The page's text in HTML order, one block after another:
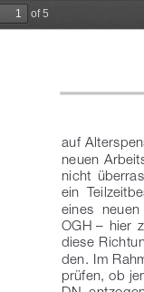
of 5
auf
neuen
nicht
ein
eines
OGH –  hier
diese
den. Im
prüfen, ob